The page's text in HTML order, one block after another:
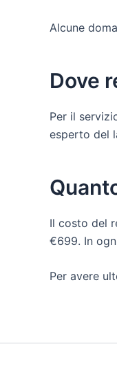
Alcune
Dove
Per il
esperto del
Il costo del
€699. In
Per avere